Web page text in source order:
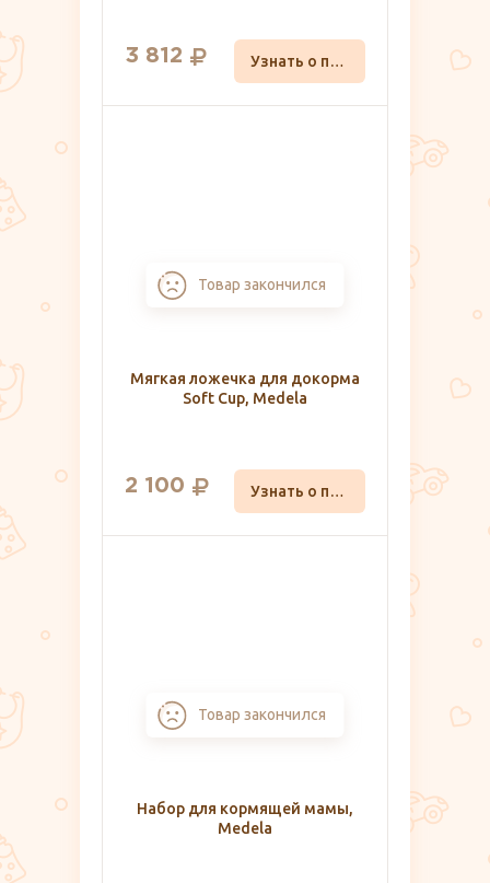
3 812 Узнать о поступлении
Товар закончился
Мягкая ложечка для докорма
Soft Cup, Medela
2 100 Узнать о поступлении
Товар закончился
Набор для кормящей мамы,
Medela